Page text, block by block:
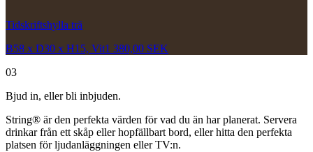
Tidskriftshylla trä
B58 x D30 x H15, Vit1 380,00 SEK
03
Bjud in, eller bli inbjuden.
String® är den perfekta värden för vad du än har planerat. Servera
drinkar från ett skåp eller hopfällbart bord, eller hitta den perfekta
platsen för ljudanläggningen eller TV:n.